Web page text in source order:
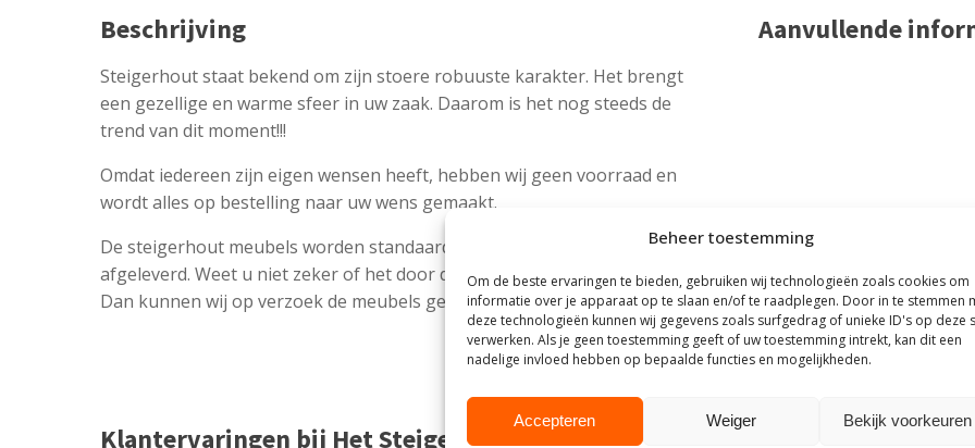
Beheer toestemming
Om de beste ervaringen te bieden, gebruiken wij technologieën zoals cookies om
informatie over je apparaat op te slaan en/of te raadplegen. Door in te stemmen
deze technologieën kunnen wij gegevens zoals surfgedrag of unieke ID's op deze
verwerken. Als je geen toestemming geeft of uw toestemming intrekt, kan dit een
nadelige invloed hebben op bepaalde functies en mogelijkheden.
Accepteren Weiger Bekijk voorkeuren
Beschrijving
Steigerhout staat bekend om zijn stoere robuuste karakter. Het brengt
een gezellige en warme sfeer in uw zaak. Daarom is het nog steeds de
trend van dit moment!!!
Omdat iedereen zijn eigen wensen heeft, hebben wij geen voorraad en
wordt alles op bestelling naar uw wens gemaakt.
De steigerhout meubels worden standaard compleet gemonteerd
afgeleverd. Weet u niet zeker of het door de deur of tuinopening past?
Dan kunnen wij op verzoek de meubels gedemonteerd afleveren.
Aanvullende
Klantervaringen bij Het Steigerhouthuis